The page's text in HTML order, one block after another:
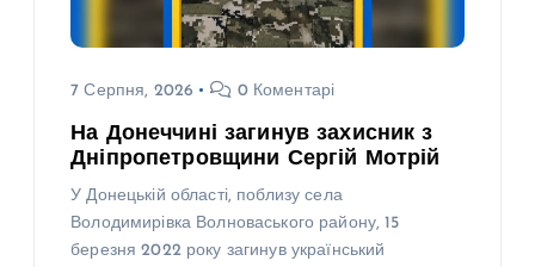
7 Серпня, 2026 0 Коментарі
На Донеччині загинув захисник з
Дніпропетровщини Сергій Мотрій
У Донецькій області, поблизу села
Володимирівка Волноваського району, 15
березня 2022 року загинув український